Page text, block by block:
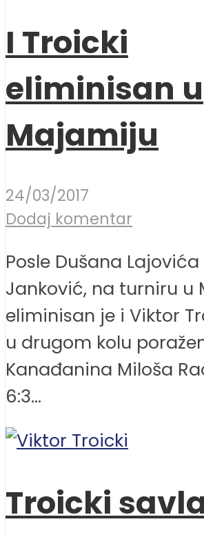
I Troicki
eliminisan u
Majamiju
24/03/2017
Dodaj komentar
Posle Dušana
Janković, na turniru u
eliminisan je i Viktor
u drugom kolu
Kanađanina Miloša
6:3...
Troicki